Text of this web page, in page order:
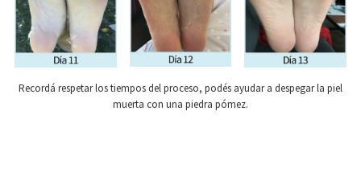
Recordá respetar los tiempos del proceso, podés ayudar a despegar la piel
muerta con una piedra pómez.